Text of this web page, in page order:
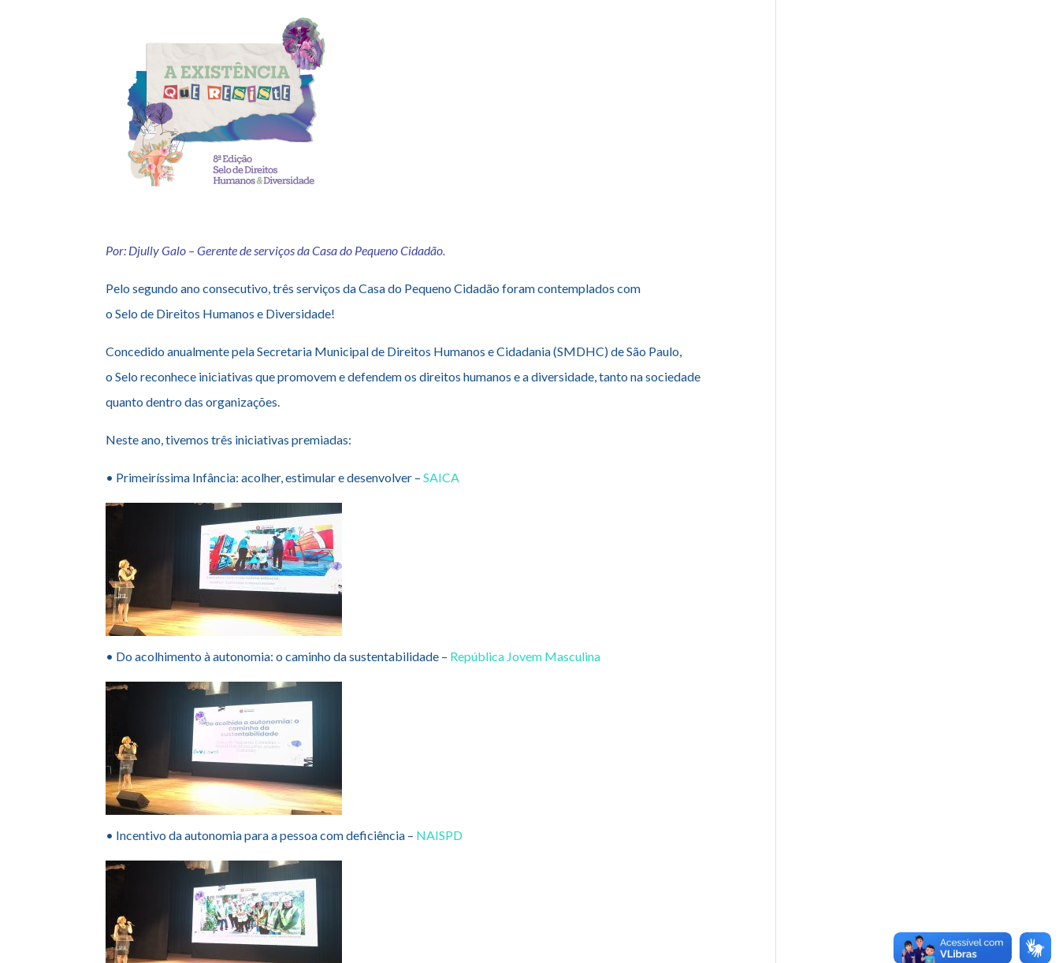
Por: Djully Galo – Gerente de serviços da Casa do Pequeno Cidadão.
Pelo segundo ano consecutivo, três serviços da Casa do Pequeno Cidadão foram contemplados com
oSelo de Direitos Humanos e Diversidade!
Concedido anualmente pela Secretaria Municipal de Direitos Humanos e Cidadania (SMDHC) de São Paulo,
oSelo reconhece iniciativas que promovem e defendem osdireitos humanos e a diversidade, tanto na sociedade
quanto dentro das organizações.
Neste ano, tivemos três iniciativas premiadas:
• Primeiríssima Infância: acolher, estimular e desenvolver –SAICA
• Do acolhimento à autonomia: o caminho da sustentabilidade – República Jovem Masculina
• Incentivo da autonomia para a pessoa com deficiência – NAISPD